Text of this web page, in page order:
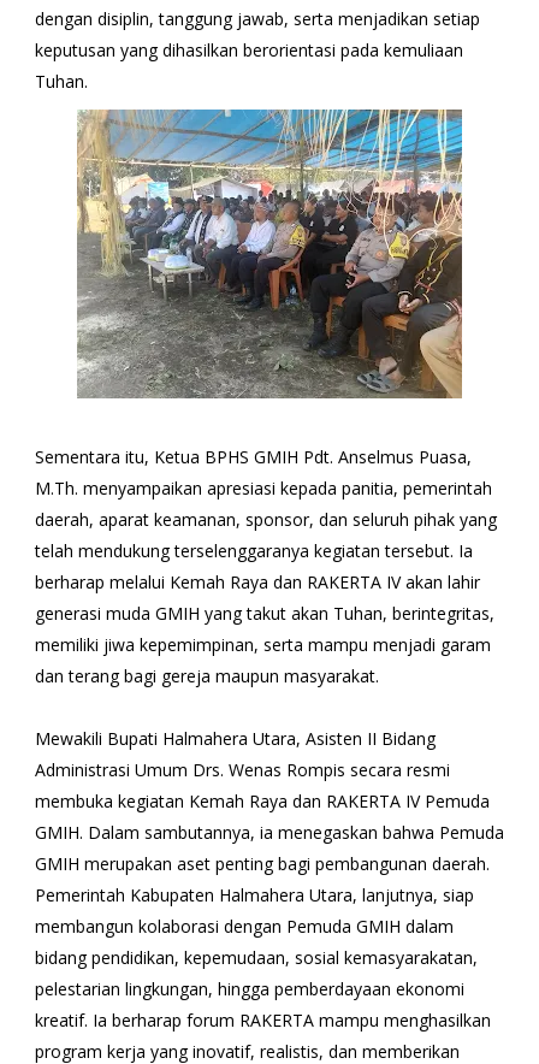
dengan disiplin, tanggung jawab, serta menjadikan setiap
keputusan yang dihasilkan berorientasi pada kemuliaan
Tuhan.
Sementara itu, Ketua BPHS GMIH Pdt. Anselmus Puasa,
M.Th. menyampaikan apresiasi kepada panitia, pemerintah
daerah, aparat keamanan, sponsor, dan seluruh pihak yang
telah mendukung terselenggaranya kegiatan tersebut. Ia
berharap melalui Kemah Raya dan RAKERTA IV akan lahir
generasi muda GMIH yang takut akan Tuhan, berintegritas,
memiliki jiwa kepemimpinan, serta mampu menjadi garam
dan terang bagi gereja maupun masyarakat.
Mewakili Bupati Halmahera Utara, Asisten II Bidang
Administrasi Umum Drs. Wenas Rompis secara resmi
membuka kegiatan Kemah Raya dan RAKERTA IV Pemuda
GMIH. Dalam sambutannya, ia menegaskan bahwa Pemuda
GMIH merupakan aset penting bagi pembangunan daerah.
Pemerintah Kabupaten Halmahera Utara, lanjutnya, siap
membangun kolaborasi dengan Pemuda GMIH dalam
bidang pendidikan, kepemudaan, sosial kemasyarakatan,
pelestarian lingkungan, hingga pemberdayaan ekonomi
kreatif. Ia berharap forum RAKERTA mampu menghasilkan
program kerja yang inovatif, realistis, dan memberikan